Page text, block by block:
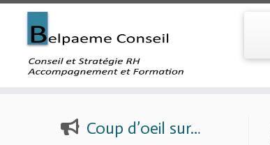
Coup d’oeil sur…